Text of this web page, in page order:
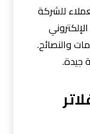
للشركة
والنصائح.
جيدة.